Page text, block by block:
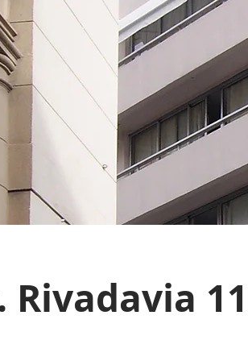
Rivadavia